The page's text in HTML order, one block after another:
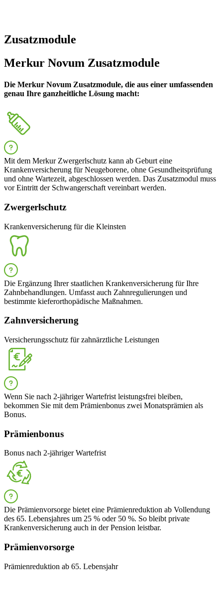
Zusatzmodule
Merkur Novum Zusatzmodule
Die Merkur Novum Zusatzmodule, die aus einer umfassenden
genau Ihre ganzheitliche Lösung macht:
Mit dem Merkur Zwergerlschutz kann ab Geburt eine
Krankenversicherung für Neugeborene, ohne Gesundheitsprüfung
und ohne Wartezeit, abgeschlossen werden. Das Zusatzmodul muss
vor Eintritt der Schwangerschaft vereinbart werden.
Zwergerlschutz
Krankenversicherung für die Kleinsten
Die Ergänzung Ihrer staatlichen Krankenversicherung für Ihre
Zahnbehandlungen. Umfasst auch Zahnregulierungen und
bestimmte kieferorthopädische Maßnahmen.
Zahnversicherung
Versicherungsschutz für zahnärztliche Leistungen
Wenn Sie nach 2-jähriger Wartefrist leistungsfrei bleiben,
bekommen Sie mit dem Prämienbonus zwei Monatsprämien als
Bonus.
Prämienbonus
Bonus nach 2-jähriger Wartefrist
Die Prämienvorsorge bietet eine Prämienreduktion ab Vollendung
des 65. Lebensjahres um 25 % oder 50 %. So bleibt private
Krankenversicherung auch in der Pension leistbar.
Prämienvorsorge
Prämienreduktion ab 65. Lebensjahr